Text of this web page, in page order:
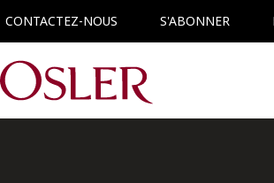
CONTACTEZ-NOUS S'ABONNER
Main Navigation